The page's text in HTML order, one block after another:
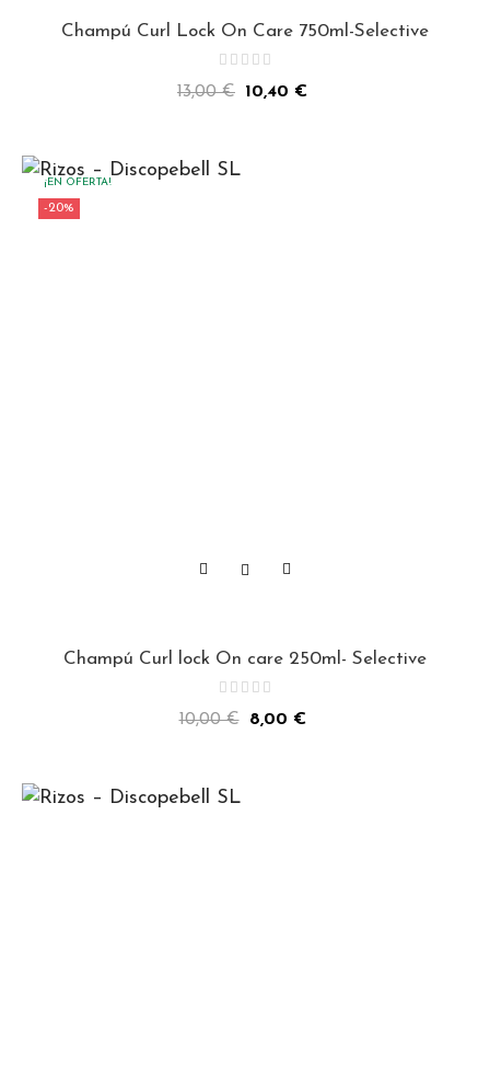
Champú Curl Lock On Care 750ml-Selective
Precio
13,00 € Precio
10,40 €
¡EN OFERTA!
-20%
Champú Curl lock On care 250ml- Selective
Precio
10,00 € Precio
8,00 €